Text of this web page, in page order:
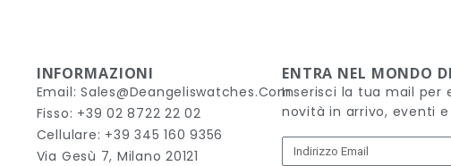
INFORMAZIONI
Email: Sales@deangeliswatches.com
Fisso: +39 02 8722 22 02
Cellulare: +39 345 160 9356
Via Gesù 7, Milano 20121
ENTRA NEL MONDO
Inserisci la tua mail per
novità in arrivo, eventi